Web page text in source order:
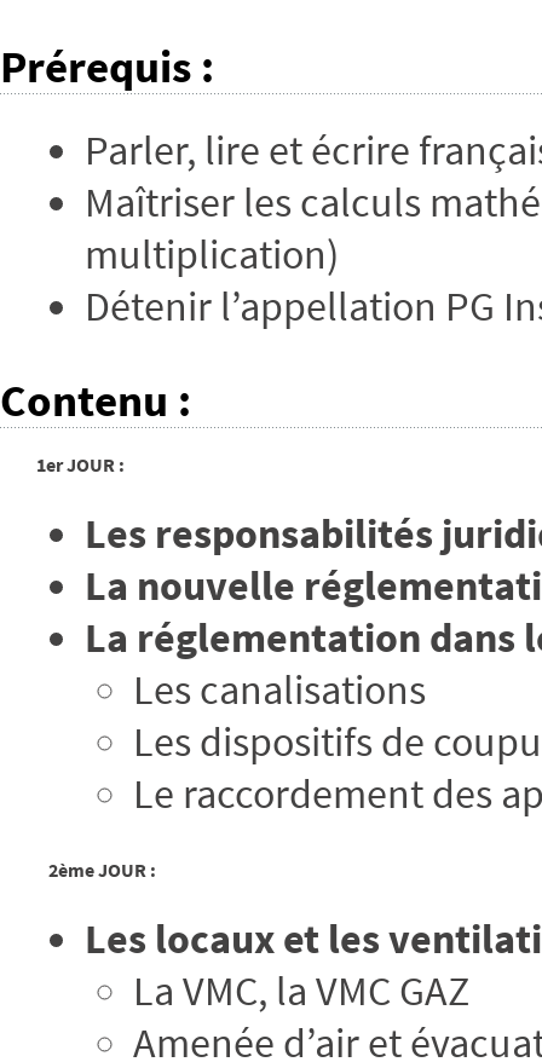
Prérequis :
Parler, lire et écrire
Maîtriser les calculs
multiplication)
Détenir l’appellation PG
Contenu :
1er JOUR :
Les responsabilités
La nouvelle
La réglementation dans
Les canalisations
Les dispositifs de
Le raccordement des
2ème JOUR :
Les locaux et les
La VMC, la VMC GAZ
Amenée d’air et